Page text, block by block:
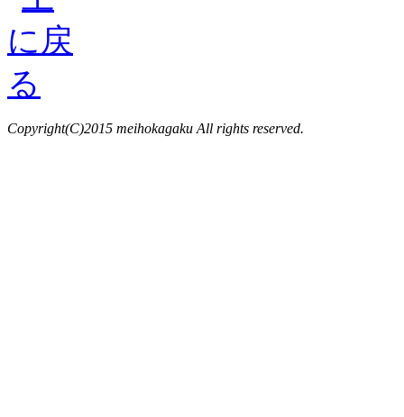
Copyright(C)2015 meihokagaku All rights reserved.